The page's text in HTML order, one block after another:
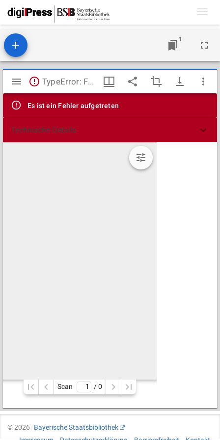
1
Mirador
Viewer
TypeError: Failed to fetch
Es ist ein Fehler aufgetreten
Technische Details
Scan / 0
©2026
Bayerische Staatsbibliothek